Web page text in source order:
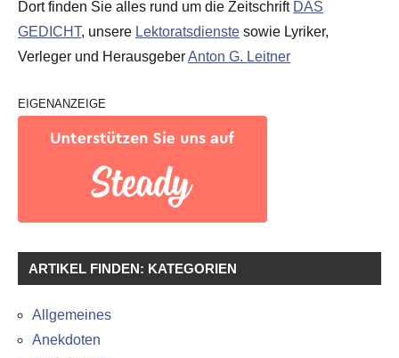
Dort finden Sie alles rund um die Zeitschrift DAS
GEDICHT, unsere Lektoratsdienste sowie Lyriker,
Verleger und HerausgeberAnton G. Leitner
EIGENANZEIGE
ARTIKEL FINDEN: KATEGORIEN
Allgemeines
Anekdoten